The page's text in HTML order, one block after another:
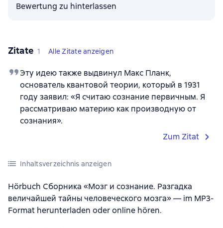
Bewertung zu hinterlassen
Zitate 1 Alle Zitate anzeigen
Эту идею также выдвинул Макс Планк,
основатель квантовой теории, который в 1931
году заявил: «Я считаю сознание первичным. Я
рассматриваю материю как производную от
сознания».
Zum Zitat
Inhaltsverzeichnis anzeigen
Hörbuch Сборника «Мозг и сознание. Разгадка
величайшей тайны человеческого мозга» — im MP3-
Format herunterladen oder online hören.